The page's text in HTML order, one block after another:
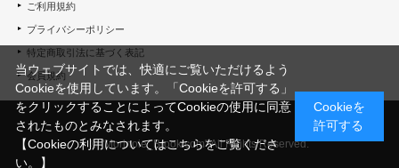
ご利用規約
プライバシーポリシー
特定商取引法に基づく表記
会員規約
© "Morinoie_Brook.com" All Rights Reserved.
当ウェブサイトでは、快適にご覧いただけるよう
Cookieを使用しています。「Cookieを許可する」
をクリックすることによってCookieの使用に同意
されたものとみなされます。
【Cookieの利用についてはこちらをご覧くださ
い。】
Cookieを
許可する